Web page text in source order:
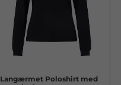
Langærmet Poloshirt med